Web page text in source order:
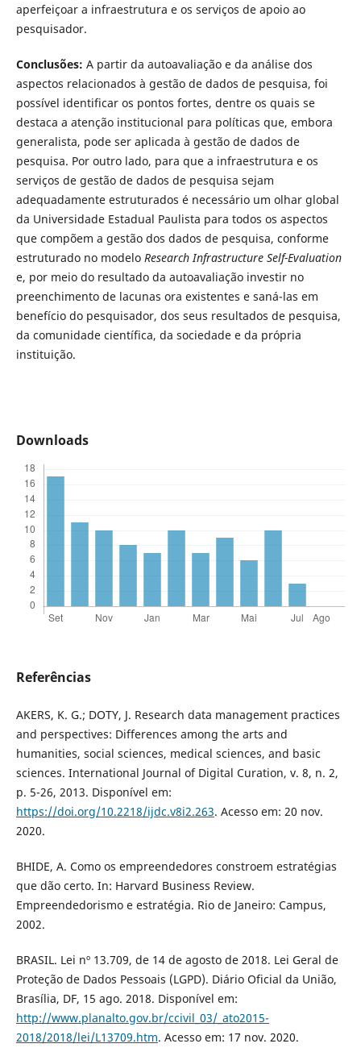
aperfeiçoar a infraestrutura e os serviços de apoio ao
pesquisador.
Conclusões: A partir da autoavaliação e da análise dos
aspectos relacionados à gestão de dados de pesquisa, foi
possível identificar os pontos fortes, dentre os quais se
destaca a atenção institucional para políticas que, embora
generalista, pode ser aplicada à gestão de dados de
pesquisa. Por outro lado, para que a infraestrutura e os
serviços de gestão de dados de pesquisa sejam
adequadamente estruturados é necessário um olhar global
da Universidade Estadual Paulista para todos os aspectos
que compõem a gestão dos dados de pesquisa, conforme
estruturado no modelo Research Infrastructure Self-Evaluation
e, por meio do resultado da autoavaliação investir no
preenchimento de lacunas ora existentes e saná-las em
benefício do pesquisador, dos seus resultados de pesquisa,
da comunidade científica, da sociedade e da própria
instituição.
Downloads
Referências
AKERS, K. G.; DOTY, J. Research data management practices
and perspectives: Differences among the arts and
humanities, social sciences, medical sciences, and basic
sciences. International Journal of Digital Curation, v. 8, n. 2,
p. 5-26, 2013. Disponível em:
https://doi.org/10.2218/ijdc.v8i2.263. Acesso em: 20 nov.
2020.
BHIDE, A. Como os empreendedores constroem estratégias
que dão certo. In: Harvard Business Review.
Empreendedorismo e estratégia. Rio de Janeiro: Campus,
2002.
BRASIL. Lei nº 13.709, de 14 de agosto de 2018. Lei Geral de
Proteção de Dados Pessoais (LGPD). Diário Oficial da União,
Brasília, DF, 15 ago. 2018. Disponível em:
http://www.planalto.gov.br/ccivil_03/_ato2015-
2018/2018/lei/L13709.htm. Acesso em: 17 nov. 2020.